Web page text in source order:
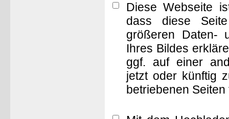
Diese Webseite
dass diese
größeren Daten-
Ihres Bildes
ggf. auf einer
jetzt oder künftig
betriebenen